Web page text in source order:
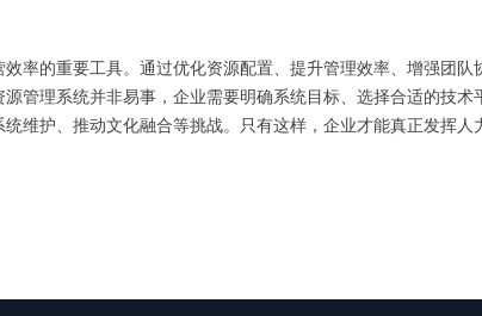
率的重要工具。通过优化资源配置、提升管理效率、增强团
管理系统并非易事，企业需要明确系统目标、选择合适的技
维护、推动文化融合等挑战。只有这样，企业才能真正发挥人